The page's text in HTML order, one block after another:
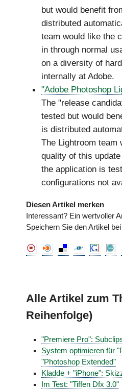
but would benefit
distributed
team would like the
in through normal
on a diversity of
internally at Adobe.
"Adobe Photoshop
The "release
tested but would
is distributed
The Lightroom team
quality of this
the application is
configurations not
Diesen Artikel merken
Interessant? Ein wertvoller
Speichern Sie den Artikel
Alle Artikel zum
Reihenfolge)
"Premiere Pro":
System optimieren für
"Photoshop Extended"
Kladde + "iPhone":
Im Test: "Tiffen Dfx 3.0"